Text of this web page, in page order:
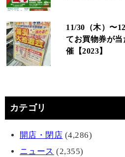
11/30（木）〜
てお買物券が
催【2023】
カテゴリ
開店・閉店 (4,286)
ニュース (2,355)